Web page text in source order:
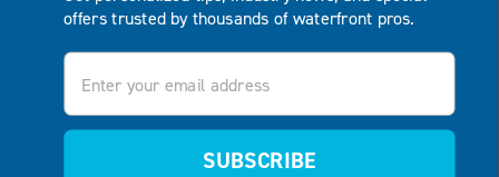
offers trusted by thousands of waterfront pros.
Email
SUBSCRIBE